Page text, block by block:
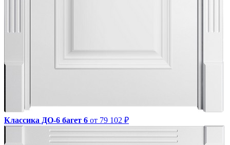
Классика ДО-6 багет 6 от 79 102 ₽